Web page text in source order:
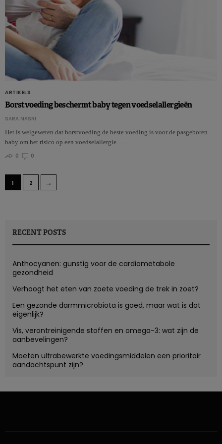
ARTIKELS
Borstvoeding beschermt baby tegen voedselallergieën
SARA NASRI
Het is welgeweten dat borstvoeding de beste voeding is voor de pasgeboren
baby om het risico op een voedselallergie……
0
0
1 2 →
RECENT POSTS
Anthocyanen: gunstig voor de cardiometabole
gezondheid
Verhoogt het eten van zoete voeding de trek in zoet?
Een gezonde darmmicrobiota is goed, maar wat is dat
eigenlijk?
Vis, verontreinigende stoffen en omega-3: wat zijn de
aanbevelingen?
Moeten ultrabewerkte voedingsmiddelen een prioritair
aandachtspunt zijn?